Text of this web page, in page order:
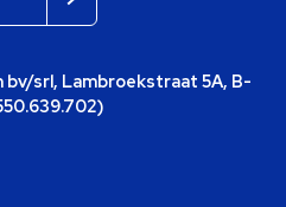
srl, Lambroekstraat 5A, B-